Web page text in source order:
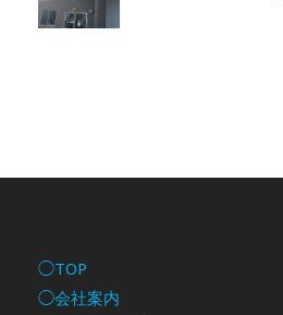
◯TOP
◯会社案内